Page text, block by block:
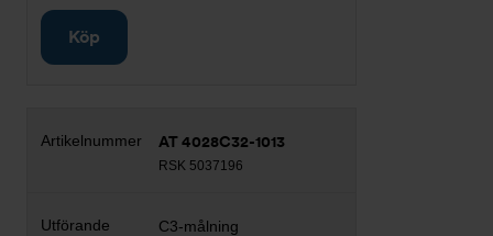
Köp
AT 4028C32-1013
RSK 5037196
C3-målning